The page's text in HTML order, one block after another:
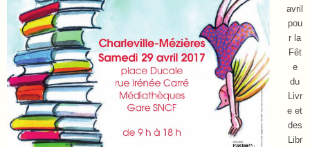
avril
pou
r la
Fêt
e
du
Livr
e et
des
Libr